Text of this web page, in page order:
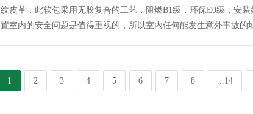
纹皮革，此软包采用无胶复合的工艺，阻燃B1级，环保E0级，安
置室内的安全问题是值得重视的，所以室内任何能发生意外事故
1 2 3 4 5 6 7 8 ...14